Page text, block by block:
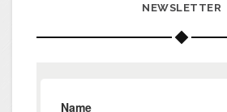
NEWSLETTER